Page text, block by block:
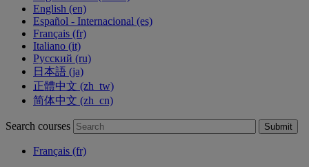
English ‎(en)‎
Español - Internacional ‎(es)‎
Français ‎(fr)‎
Italiano ‎(it)‎
Русский ‎(ru)‎
日本語 ‎(ja)‎
正體中文 ‎(zh_tw)‎
简体中文 ‎(zh_cn)‎
Search courses Submit
Français ‎(fr)‎